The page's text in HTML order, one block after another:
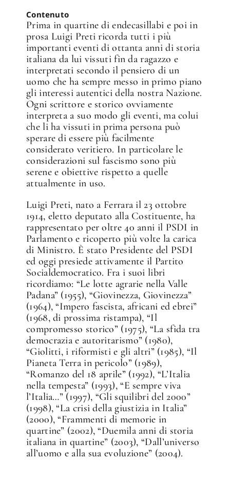
Contenuto
Prima in quartine di endecasillabi e poi in
prosa Luigi Preti ricorda tutti i più
importanti eventi di ottanta anni di storia
italiana da lui vissuti fin da ragazzo e
interpretati secondo il pensiero di un
uomo che ha sempre messo in primo piano
gli interessi autentici della nostra Nazione.
Ogni scrittore e storico ovviamente
interpreta a suo modo gli eventi, ma colui
che li ha vissuti in prima persona può
sperare di essere più facilmente
considerato veritiero. In particolare le
considerazioni sul fascismo sono più
serene e obiettive rispetto a quelle
attualmente in uso.
Luigi Preti, nato a Ferrara il 23 ottobre
1914, eletto deputato alla Costituente, ha
rappresentato per oltre 40 anni il PSDI in
Parlamento e ricoperto più volte la carica
di Ministro. È stato Presidente del PSDI
ed oggi presiede attivamente il Partito
Socialdemocratico. Fra i suoi libri
ricordiamo: “Le lotte agrarie nella Valle
Padana” (1955), “Giovinezza, Giovinezza”
(1964), “Impero fascista, africani ed ebrei”
(1968, di prossima ristampa), “Il
compromesso storico” (1975), “La sfida tra
democrazia e autoritarismo” (1980),
“Giolitti, i riformisti e gli altri” (1985), “Il
Pianeta Terra in pericolo” (1989),
“Romanzo del 18 aprile” (1992), “L’Italia
nella tempesta” (1993), “E sempre viva
l’Italia…” (1997), “Gli squilibri del 2000”
(1998), “La crisi della giustizia in Italia”
(2000), “Frammenti di memorie in
quartine” (2002), “Duemila anni di storia
italiana in quartine” (2003), “Dall’universo
all’uomo e alla sua evoluzione” (2004).